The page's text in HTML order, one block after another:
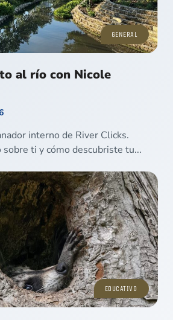
GENERAL
al río con Nicole
interno de River Clicks.
sobre ti y cómo descubriste tu...
EDUCATIVO